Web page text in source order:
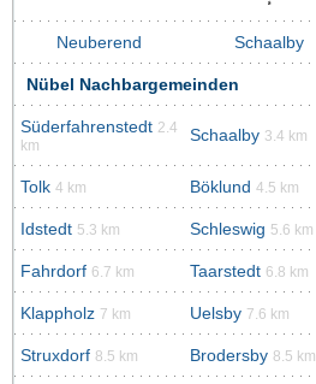
Neuberend Schaalby
Nübel Nachbargemeinden
Süderfahrenstedt 2.4
km
Schaalby 3.4 km
Tolk 4 km Böklund 4.5 km
Idstedt 5.3 km Schleswig 5.6 km
Fahrdorf 6.7 km Taarstedt 6.8 km
Klappholz 7 km Uelsby 7.6 km
Struxdorf 8.5 km Brodersby 8.5 km